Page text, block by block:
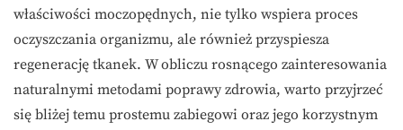
właściwości moczopędnych, nie tylko wspiera proces
oczyszczania organizmu, ale również przyspiesza
regenerację tkanek. W obliczu rosnącego zainteresowania
naturalnymi metodami poprawy zdrowia, warto przyjrzeć
się bliżej temu prostemu zabiegowi oraz jego korzystnym